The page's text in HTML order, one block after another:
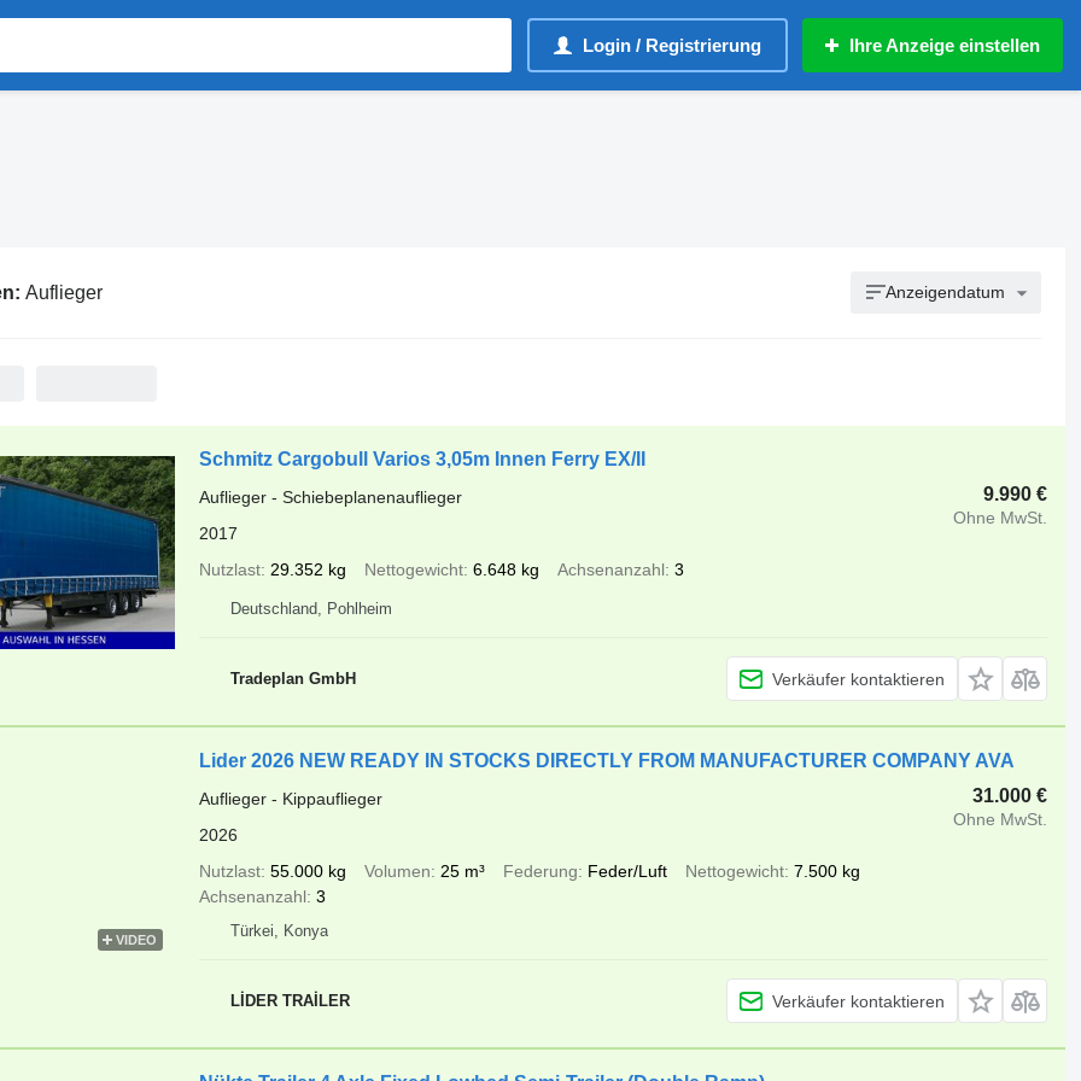
Login / Registrierung Ihre Anzeige einstellen
Auflieger Anzeigendatum
Schmitz Cargobull Varios 3,05m Innen Ferry EX/II
9.990 €
Ohne MwSt.
Auflieger - Schiebeplanenauflieger
2017
Nutzlast 29.352 kg Nettogewicht 6.648 kg Achsenanzahl 3
Deutschland, Pohlheim
Tradeplan GmbH Verkäufer kontaktieren
VIDEO
Lider 2026 NEW READY IN STOCKS DIRECTLY FROM MANUFACTURER COMPANY AVA
31.000 €
Ohne MwSt.
Auflieger - Kippauflieger
2026
Nutzlast 55.000 kg Volumen 25 m³ Federung Feder/Luft Nettogewicht 7.500 kg
Achsenanzahl 3
Türkei, Konya
LİDER TRAİLER Verkäufer kontaktieren